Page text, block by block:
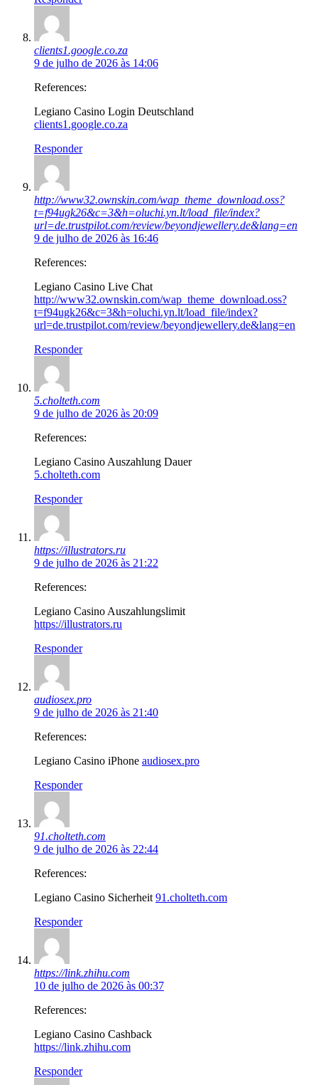
clients1.google.co.za
9 de julho de 2026 às 14:06
References:
Legiano Casino Login Deutschland
clients1.google.co.za
Responder
http://www32.ownskin.com/wap_theme_download.oss?
t=f94ugk26&c=3&h=oluchi.yn.lt/load_file/index?
url=de.trustpilot.com/review/beyondjewellery.de&lang=en
9 de julho de 2026 às 16:46
References:
Legiano Casino Live Chat
http://www32.ownskin.com/wap_theme_download.oss?
t=f94ugk26&c=3&h=oluchi.yn.lt/load_file/index?
url=de.trustpilot.com/review/beyondjewellery.de&lang=en
Responder
5.cholteth.com
9 de julho de 2026 às 20:09
References:
Legiano Casino Auszahlung Dauer
5.cholteth.com
Responder
https://illustrators.ru
9 de julho de 2026 às 21:22
References:
Legiano Casino Auszahlungslimit
https://illustrators.ru
Responder
audiosex.pro
9 de julho de 2026 às 21:40
References:
Legiano Casino iPhone audiosex.pro
Responder
91.cholteth.com
9 de julho de 2026 às 22:44
References:
Legiano Casino Sicherheit 91.cholteth.com
Responder
https://link.zhihu.com
10 de julho de 2026 às 00:37
References:
Legiano Casino Cashback
https://link.zhihu.com
Responder